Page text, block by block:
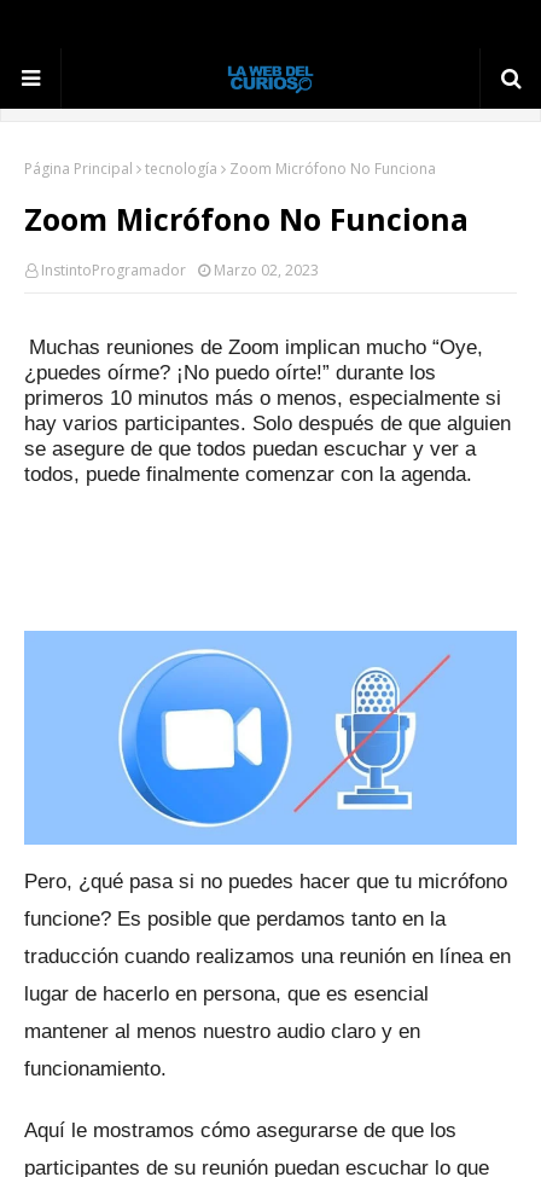
Página Principal tecnología Zoom Micrófono No Funciona
Zoom Micrófono No Funciona
InstintoProgramador Marzo 02, 2023
Muchas reuniones de Zoom implican mucho “Oye,
¿puedes oírme? ¡No puedo oírte!” durante los
primeros 10 minutos más o menos, especialmente si
hay varios participantes. Solo después de que alguien
se asegure de que todos puedan escuchar y ver a
todos, puede finalmente comenzar con la agenda.
Pero, ¿qué pasa si no puedes hacer que tu micrófono
funcione? Es posible que perdamos tanto en la
traducción cuando realizamos una reunión en línea en
lugar de hacerlo en persona, que es esencial
mantener al menos nuestro audio claro y en
funcionamiento.
Aquí le mostramos cómo asegurarse de que los
participantes de su reunión puedan escuchar lo que